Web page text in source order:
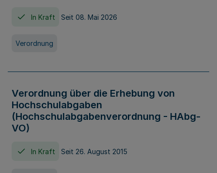
In Kraft Seit 08. Mai 2026
Verordnung
Verordnung über die Erhebung von
Hochschulabgaben
(Hochschulabgabenverordnung - HAbg-
VO)
In Kraft Seit 26. August 2015